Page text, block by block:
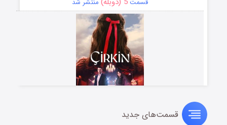
قسمت
منتشر شد
سریال زشتقسمت‌های جدید